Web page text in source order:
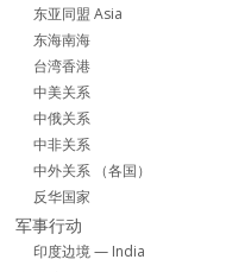
东亚同盟 Asia
东海南海
台湾香港
中美关系
中俄关系
中非关系
中外关系 （各国）
反华国家
军事行动
印度边境 — India